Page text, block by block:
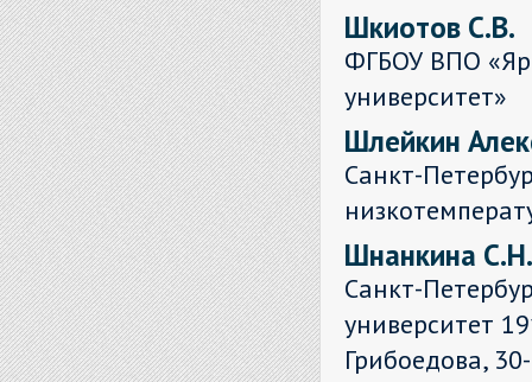
Шкиотов С.В.
ФГБОУ ВПО
университет»
Шлейкин
Санкт-
Шнанкина С.Н.
Санкт-
университет
Грибоедова,